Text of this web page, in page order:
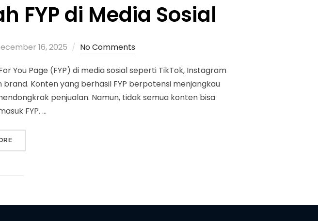
FYP di Media Sosial
16, 2025 No Comments
You Page (FYP) di media sosial seperti TikTok, Instagram
Konten yang berhasil FYP berpotensi menjangkau
penjualan. Namun, tidak semua konten bisa
FYP. …